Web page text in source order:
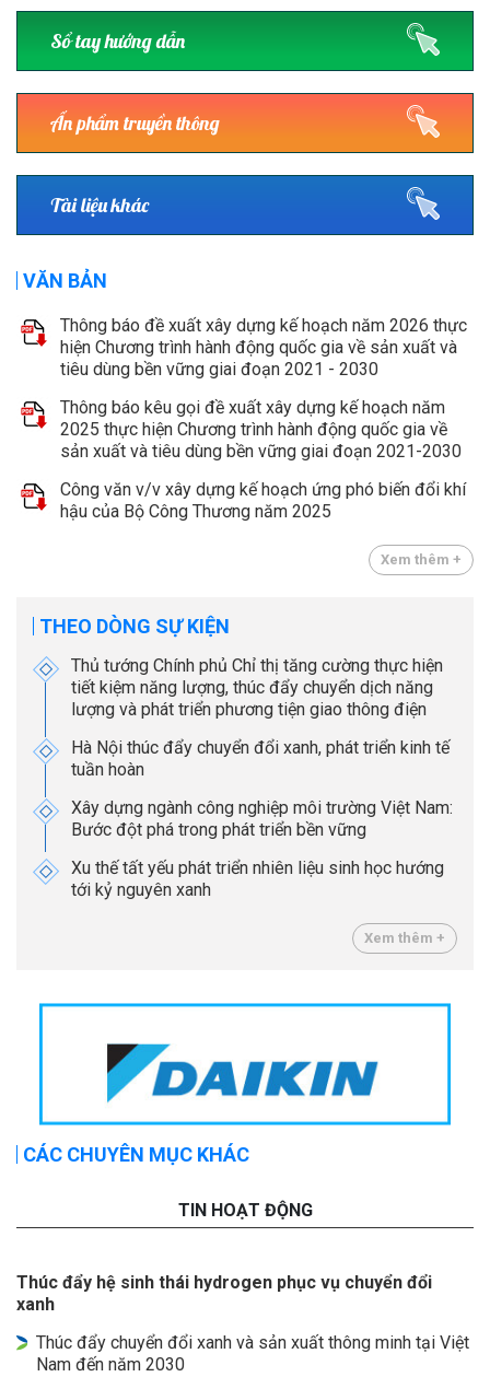
Sổ tay hướng dẫn
Ấn phẩm truyền thông
Tài liệu khác
VĂN BẢN
Thông báo đề xuất xây dựng kế hoạch năm 2026 thực
hiện Chương trình hành động quốc gia về sản xuất và
tiêu dùng bền vững giai đoạn 2021 - 2030
Thông báo kêu gọi đề xuất xây dựng kế hoạch năm
2025 thực hiện Chương trình hành động quốc gia về
sản xuất và tiêu dùng bền vững giai đoạn 2021-2030
Công văn v/v xây dựng kế hoạch ứng phó biến đổi khí
hậu của Bộ Công Thương năm 2025
Xem thêm +
THEO DÒNG SỰ KIỆN
Thủ tướng Chính phủ Chỉ thị tăng cường thực hiện
tiết kiệm năng lượng, thúc đẩy chuyển dịch năng
lượng và phát triển phương tiện giao thông điện
Hà Nội thúc đẩy chuyển đổi xanh, phát triển kinh tế
tuần hoàn
Xây dựng ngành công nghiệp môi trường Việt Nam:
Bước đột phá trong phát triển bền vững
Xu thế tất yếu phát triển nhiên liệu sinh học hướng
tới kỷ nguyên xanh
Xem thêm +
CÁC CHUYÊN MỤC KHÁC
TIN HOẠT ĐỘNG
Thúc đẩy hệ sinh thái hydrogen phục vụ chuyển đổi
xanh
Thúc đẩy chuyển đổi xanh và sản xuất thông minh tại Việt
Nam đến năm 2030